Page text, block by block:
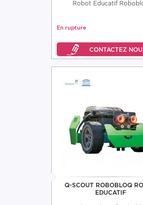
Robot Educatif
En rupture
Q-SCOUT ROBOBLOQ
EDUCATIF